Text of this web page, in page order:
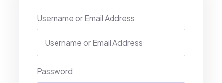
Username or Email Address
Password